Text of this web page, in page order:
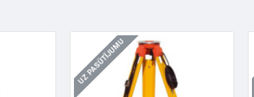
UZ PASŪTĪJUMU